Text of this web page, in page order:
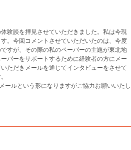
験談を拝見させていただきました。私は今現
。今回コメントさせていただいたのは、今度
すが、その際の私のペーパーの主題が東北地
パーをサポートするために経験者の方にメー
ただきメールを通じてインタビューをさせて
ールという形になりますがご協力お願いいたし